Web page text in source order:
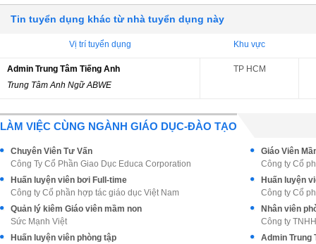
Tin tuyển dụng khác từ nhà tuyển dụng này
Vị trí tuyển dụng Khu vực
Admin Trung Tâm Tiếng Anh
Trung Tâm Anh Ngữ ABWE
TP HCM
LÀM VIỆC CÙNG NGÀNH GIÁO DỤC-ĐÀO TẠO
Chuyên Viên Tư Vấn
Công Ty Cổ Phần Giao Dục Educa Corporation
Giáo Viên
Công ty Cổ
Huấn luyện viên bơi Full-time
Công ty Cổ phần hợp tác giáo dục Việt Nam
Huấn luyện
Công ty Cổ
Quản lý kiêm Giáo viên mầm non
Sức Mạnh Việt
Nhân viên
Công ty
Huấn luyện viên phòng tập
Admin Trung